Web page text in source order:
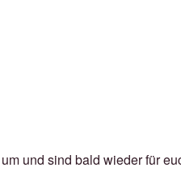
und sind bald wieder für